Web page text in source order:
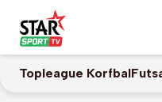
Topleague Korfbal